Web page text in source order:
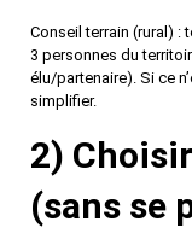
Conseil terrain (rural) :
3 personnes du
élu/partenaire). Si ce
simplifier.
2)
(sans se